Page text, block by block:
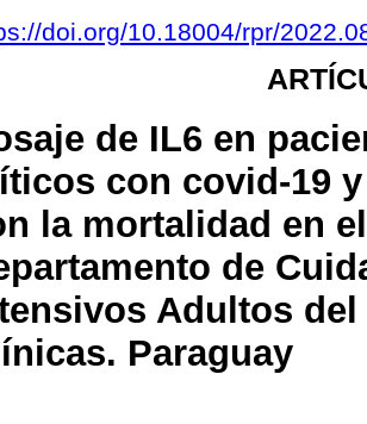
doi.org/10.18004/rpr/
de IL6 en
con covid-19
la mortalidad en el
de
Adultos
Paraguay